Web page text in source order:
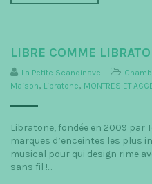
LIBRE COMME
La Petite Scandinave
Maison, Libratone, MONTRES ET
Libratone, fondée en 2009 par
marques d’enceintes les plus
musical pour qui design rime
sans fil !...